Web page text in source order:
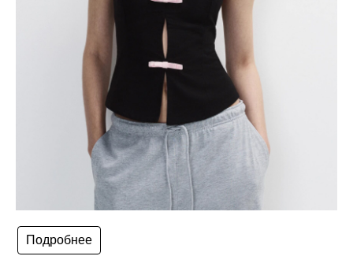
Подробнее